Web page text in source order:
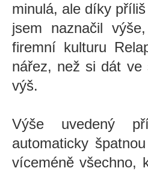
minulá, ale díky
jsem naznačil
firemní kulturu
nářez, než si dát ve
výš.
Výše uvedený
automaticky
víceméně všechno,